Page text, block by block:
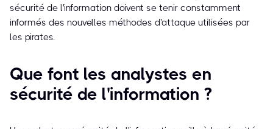
sécurité de l'information doivent se tenir constamment
informés des nouvelles méthodes d'attaque utilisées par
les pirates.
Que font les analystes en
sécurité de l'information ?